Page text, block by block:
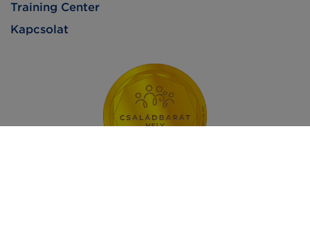
Training Center
Kapcsolat